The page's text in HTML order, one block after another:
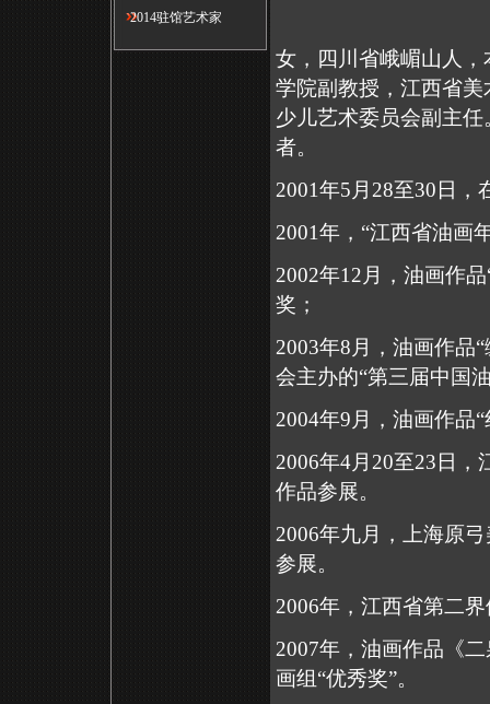
2014驻馆艺术家
女，四川省峨嵋山人
学院副教授，江西省
少儿艺术委员会副主任
者。
2001年5 月 28至30 日，
2001年，“江西省油画
2002年12 月，油画作
奖；
2003年8 月，油画作品
会主办的“第三届中国
2004年9 月，油画作品
2006年4月 20至23 日，
作品参展。
2006年九月，上海原
参展。
2006年，江西省第二
2007年，油画作品《
画组“优秀奖”。